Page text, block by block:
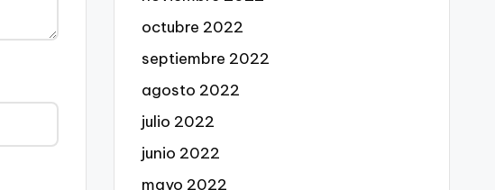
octubre 2022
septiembre 2022
agosto 2022
julio 2022
junio 2022
mayo 2022